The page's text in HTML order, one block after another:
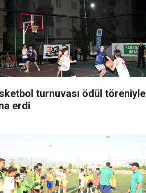
turnuvası ödül töreniyle
erdi